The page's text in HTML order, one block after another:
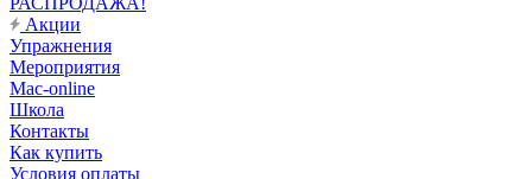
Акции
Упражнения
Мероприятия
Mac-online
Школа
Контакты
Как купить
Условия оплаты